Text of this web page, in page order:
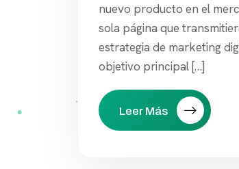
nuevo producto en el
sola página que
estrategia de marketing
objetivo principal […]
Leer Más